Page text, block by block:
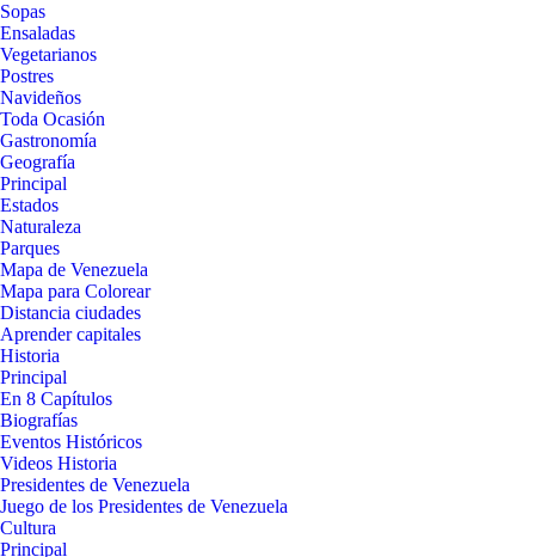
Sopas
Ensaladas
Vegetarianos
Postres
Navideños
Toda Ocasión
Gastronomía
Geografía
Principal
Estados
Naturaleza
Parques
Mapa de Venezuela
Mapa para Colorear
Distancia ciudades
Aprender capitales
Historia
Principal
En 8 Capítulos
Biografías
Eventos Históricos
Videos Historia
Presidentes de Venezuela
Juego de los Presidentes de Venezuela
Cultura
Principal